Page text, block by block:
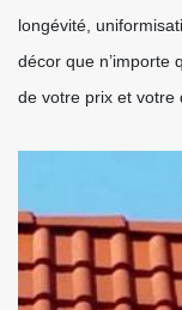
longévité,
décor que n’importe
de votre prix et votre